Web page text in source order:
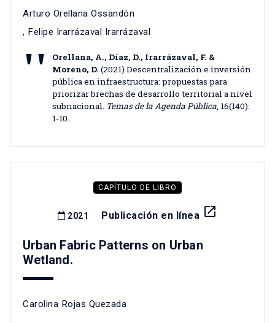
Arturo Orellana Ossandón
, Felipe Irarrázaval Irarrázaval
Orellana, A., Díaz, D., Irarrázaval, F. &
Moreno, D. (2021) Descentralización e inversión
pública en infraestructura: propuestas para
priorizar brechas de desarrollo territorial a nivel
subnacional. Temas de la Agenda Pública, 16(140):
1-10.
CAPÍTULO DE LIBRO
2021 Publicación en línea launch
Urban Fabric Patterns on Urban
Wetland.
Carolina Rojas Quezada